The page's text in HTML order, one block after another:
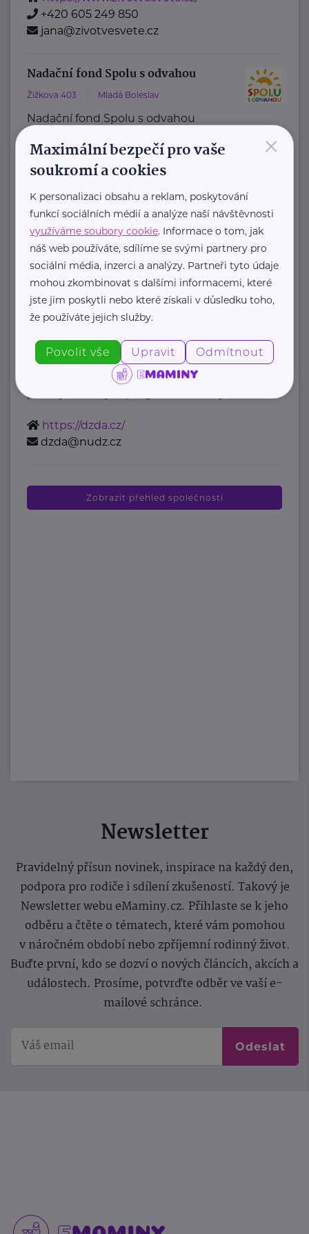
+420 605 249 850
jana@zivotvesvete.cz
Nadační fond Spolu s odvahou
Žižkova 403 Mladá Boleslav
Nadační fond Spolu s odvahou
posláním je podporovat duševní
zdraví dětí ...
https://spolusodvahou.org/cz/
+420 725 565 273
info@spolusodvahou.cz
Národní ústav duševního zdraví, Pracovní
skupina pro výzkum duševního zdraví dětí a
adolescentů
Jsme Pracovní skupina pro výzkum
duševního zdraví dětí a adolescentů (DZDA)
pod Výzkumným programem Veřejné ...
https://dzda.cz/
dzda@nudz.cz
Zobrazit přehled společností
Newsletter
Pravidelný přísun novinek, inspirace na každý den,
podpora pro rodiče i sdílení zkušeností. Takový je
Newsletter webu eMaminy.cz. Přihlaste se k jeho
odběru a čtěte o tématech, které vám pomohou
v náročném období nebo zpříjemní rodinný život.
Buďte první, kdo se dozví o nových článcích, akcích a
událostech. Prosíme, potvrďte odběr ve vaší e-
mailové schránce.
Odeslat
×
Maximální bezpečí pro vaše
soukromí a cookies
K personalizaci obsahu a reklam, poskytování
funkcí sociálních médií a analýze naší návštěvnosti
využíváme soubory cookie. Informace o tom, jak
náš web používáte, sdílíme se svými partnery pro
sociální média, inzerci a analýzy. Partneři tyto údaje
mohou zkombinovat s dalšími informacemi, které
jste jim poskytli nebo které získali v důsledku toho,
že používáte jejich služby.
Povolit vše Upravit Odmítnout